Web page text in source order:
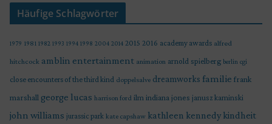
Häufige Schlagwörter
1979 1981 1982 1993 1994 1998 2004 2014 2015 2016 academy awards alfred
hitchcock amblin entertainment animation arnold spielberg berlin cgi
close encounters of the third kind doppelsalve dreamworks familie frank
marshall george lucas harrison ford ilm indiana jones janusz kaminski
john williams jurassic park kate capshaw kathleen kennedy kindheit